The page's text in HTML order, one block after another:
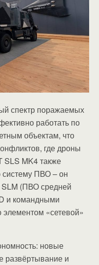
спектр поражаемых
работать по
объектам, что
где дроны
SLS MK4 также
систему ПВО – он
SLM (ПВО средней
и командными
элементом «сетевой»
новые
развёртывание и